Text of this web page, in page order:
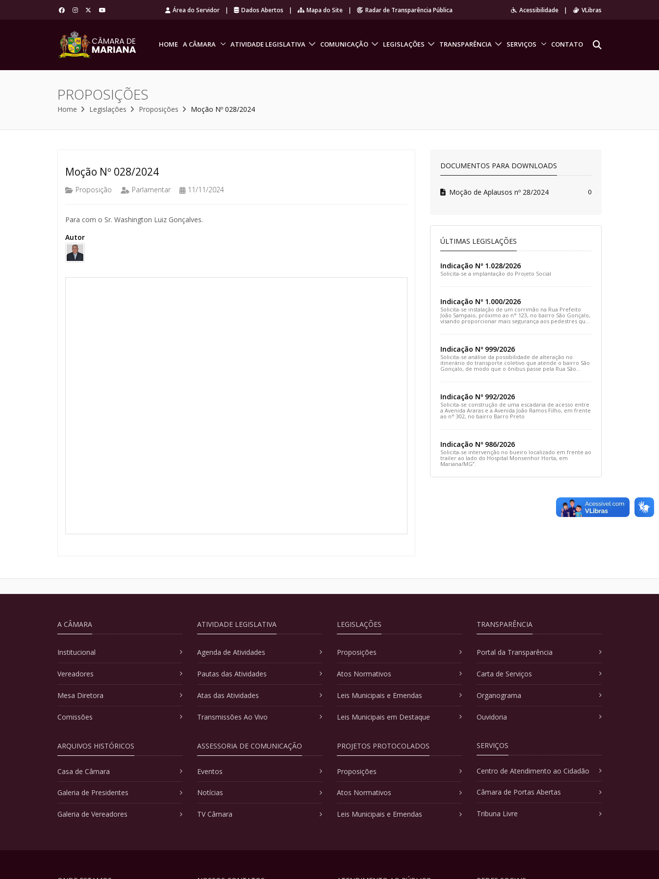
Área do Servidor | Dados Abertos | Mapa do Site | Radar de Transparência Pública Acessibilidade | VLibras
HOME A CÂMARA ATIVIDADE LEGISLATIVA COMUNICAÇÃO LEGISLAÇÕES TRANSPARÊNCIA SERVIÇOS CONTATO
PROPOSIÇÕES
Home Legislações Proposições Moção Nº 028/2024
Moção Nº 028/2024
Proposição Parlamentar 11/11/2024
Para com o Sr. Washington Luiz Gonçalves.
Autor
DOCUMENTOS PARA DOWNLOADS
Moção de Aplausos nº 28/2024 0
ÚLTIMAS LEGISLAÇÕES
Indicação Nº 1.028/2026
Solicita-se a implantação do Projeto Social
Indicação Nº 1.000/2026
Solicita-se instalação de um corrimão na Rua Prefeito
João Sampaio, próximo ao n° 123, no bairro São Gonçalo,
visando proporcionar mais segurança aos pedestres que
Indicação Nº 999/2026
Solicita-se análise da possibilidade de alteração no
itinerário do transporte coletivo que atende o bairro São
Gonçalo, de modo que o ônibus passe pela Rua São
Indicação Nº 992/2026
Solicita-se construção de uma escadaria de acesso entre
a Avenida Araras e a Avenida João Ramos Filho, em frente
ao n° 302, no bairro Barro Preto
Indicação Nº 986/2026
Solicita-se intervenção no bueiro localizado em frente ao
trailer ao lado do Hospital Monsenhor Horta, em
Mariana/MG”.
A CÂMARA
Institucional
Vereadores
Mesa Diretora
Comissões
ARQUIVOS HISTÓRICOS
Casa de Câmara
Galeria de Presidentes
Galeria de Vereadores
ATIVIDADE LEGISLATIVA
Agenda de Atividades
Pautas das Atividades
Atas das Atividades
Transmissões Ao Vivo
ASSESSORIA DE COMUNICAÇÃO
Eventos
Notícias
TV Câmara
LEGISLAÇÕES
Proposições
Atos Normativos
Leis Municipais e Emendas
Leis Municipais em Destaque
PROJETOS PROTOCOLADOS
Proposições
Atos Normativos
Leis Municipais e Emendas
TRANSPARÊNCIA
Portal da Transparência
Carta de Serviços
Organograma
Ouvidoria
SERVIÇOS
Centro de Atendimento ao Cidadão
Câmara de Portas Abertas
Tribuna Livre